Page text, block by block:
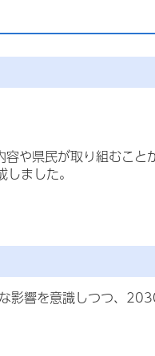
や県民が取り組むこと
ました。
影響を意識しつつ、